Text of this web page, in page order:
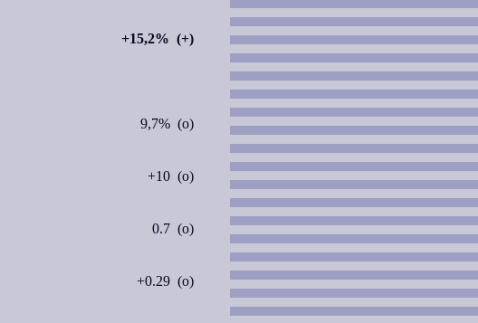
+15,2% (+)
9,7% (o)
+10 (o)
0.7 (o)
+0.29 (o)